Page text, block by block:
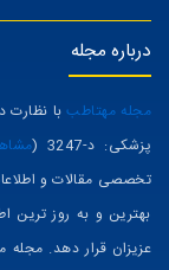
درباره مجله
مجله مهتاطببا نظارت
پزشکی: د-3247 (
تخصصی مقالات و
بهترین و به روز ترین
عزیزان قرار دهد.